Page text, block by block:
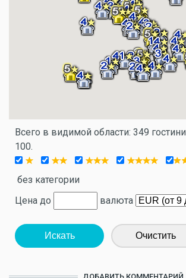
Всего в видимой области: 349
100.
без категории
Цена до
валюта
Искать Очистить